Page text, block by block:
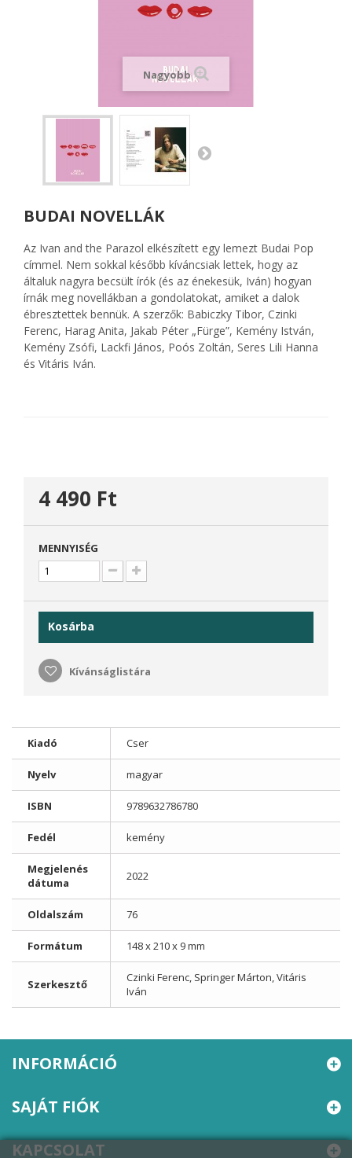
Nagyobb
BUDAI NOVELLÁK
Az Ivan and the Parazol elkészített egy lemezt Budai Pop
címmel. Nem sokkal később kíváncsiak lettek, hogy az
általuk nagyra becsült írók (és az énekesük, Iván) hogyan
írnák meg novellákban a gondolatokat, amiket a dalok
ébresztettek bennük. A szerzők: Babiczky Tibor, Czinki
Ferenc, Harag Anita, Jakab Péter „Fürge”, Kemény István,
Kemény Zsófi, Lackfi János, Poós Zoltán, Seres Lili Hanna
és Vitáris Iván.
4 490 Ft‎
MENNYISÉG
Kosárba
Kívánságlistára
Kiadó Cser
Nyelv magyar
ISBN 9789632786780
Fedél kemény
Megjelenés
dátuma
2022
Oldalszám 76
Formátum 148 x 210 x 9 mm
Szerkesztő
Czinki Ferenc, Springer Márton, Vitáris
Iván
INFORMÁCIÓ
SAJÁT FIÓK
KAPCSOLAT